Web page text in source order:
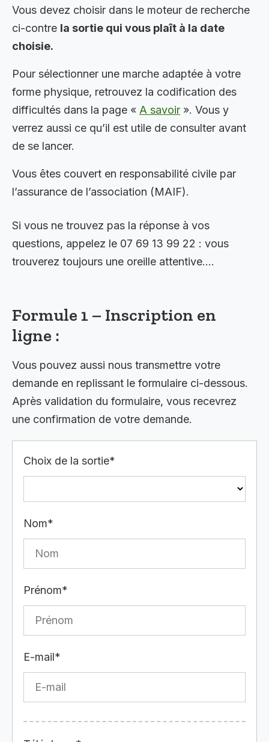
Vous devez choisir dans le moteur de recherche
ci-contre la sortie qui vous plaît à la date
choisie.
Pour sélectionner une marche adaptée à votre
forme physique, retrouvez la codification des
difficultés dans la page « A savoir ». Vous y
verrez aussi ce qu’il est utile de consulter avant
de se lancer.
Vous êtes couvert en responsabilité civile par
l’assurance de l’association (MAIF).
Si vous ne trouvez pas la réponse à vos
questions, appelez le 07 69 13 99 22 : vous
trouverez toujours une oreille attentive….
Formule 1 – Inscription en
ligne :
Vous pouvez aussi nous transmettre votre
demande en replissant le formulaire ci-dessous.
Après validation du formulaire, vous recevrez
une confirmation de votre demande.
Choix de la sortie*
Nom*
Prénom*
E-mail*